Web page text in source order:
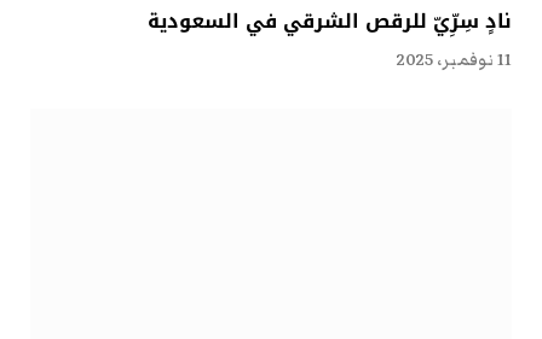
نادٍ سِرِّيّ للرقص الشرقي في السعودية
11 نوفمبر، 2025